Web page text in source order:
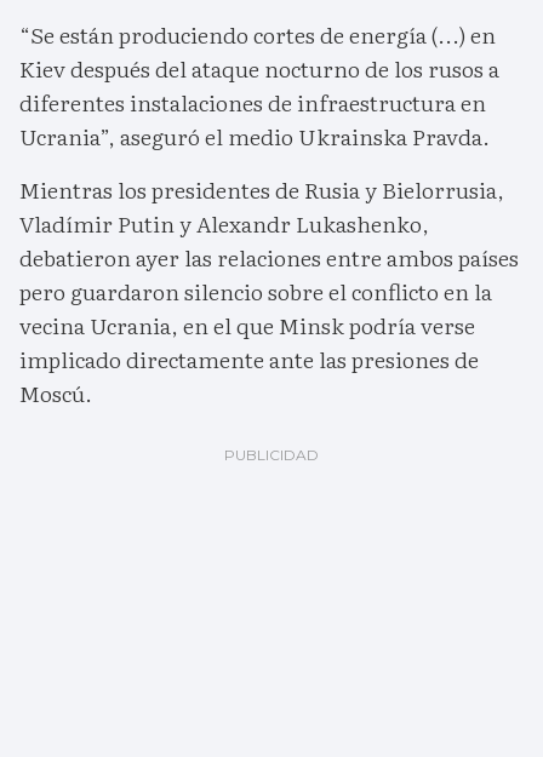
“Se están produciendo cortes de energía (...) en
Kiev después del ataque nocturno de los rusos a
diferentes instalaciones de infraestructura en
Ucrania”, aseguró el medio Ukrainska Pravda.
Mientras los presidentes de Rusia y Bielorrusia,
Vladímir Putin y Alexandr Lukashenko,
debatieron ayer las relaciones entre ambos países
pero guardaron silencio sobre el conflicto en la
vecina Ucrania, en el que Minsk podría verse
implicado directamente ante las presiones de
Moscú.